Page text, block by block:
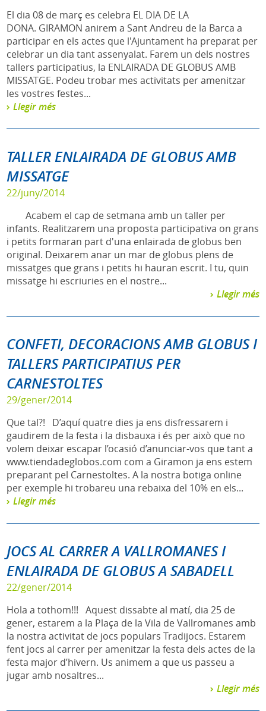
El dia 08 de març es celebra EL DIA DE LA
DONA. GIRAMON anirem a Sant Andreu de la Barca a
participar en els actes que l'Ajuntament ha preparat per
celebrar un dia tant assenyalat. Farem un dels nostres
tallers participatius, la ENLAIRADA DE GLOBUS AMB
MISSATGE. Podeu trobar mes activitats per amenitzar
les vostres festes...
Llegir més
TALLER ENLAIRADA DE GLOBUS AMB
MISSATGE
22/juny/2014
Acabem el cap de setmana amb un taller per
infants. Realitzarem una proposta participativa on grans
i petits formaran part d'una enlairada de globus ben
original. Deixarem anar un mar de globus plens de
missatges que grans i petits hi hauran escrit. I tu, quin
missatge hi escriuries en el nostre...
Llegir més
CONFETI, DECORACIONS AMB GLOBUS I
TALLERS PARTICIPATIUS PER
CARNESTOLTES
29/gener/2014
Que tal?! D’aquí quatre dies ja ens disfressarem i
gaudirem de la festa i la disbauxa i és per això que no
volem deixar escapar l’ocasió d’anunciar-vos que tant a
www.tiendadeglobos.com com a Giramon ja ens estem
preparant pel Carnestoltes. A la nostra botiga online
per exemple hi trobareu una rebaixa del 10% en els...
Llegir més
JOCS AL CARRER A VALLROMANES I
ENLAIRADA DE GLOBUS A SABADELL
22/gener/2014
Hola a tothom!!! Aquest dissabte al matí, dia 25 de
gener, estarem a la Plaça de la Vila de Vallromanes amb
la nostra activitat de jocs populars Tradijocs. Estarem
fent jocs al carrer per amenitzar la festa dels actes de la
festa major d’hivern. Us animem a que us passeu a
jugar amb nosaltres...
Llegir més